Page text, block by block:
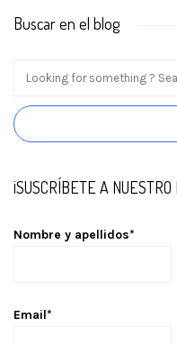
Buscar en el blog
¡SUSCRÍBETE A NUESTRO
Nombre y apellidos*
Email*